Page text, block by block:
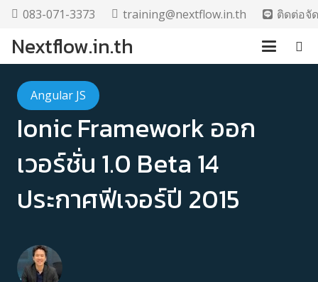
083-071-3373 training@nextflow.in.th ติดต่อจั
Nextflow.in.th
Angular JS
Ionic Framework ออก
เวอร์ชั่น 1.0 Beta 14
ประกาศฟีเจอร์ปี 2015